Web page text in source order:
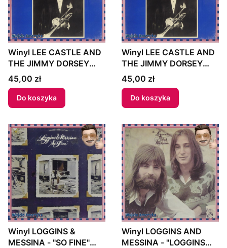
Winyl LEE CASTLE AND
THE JIMMY DORSEY
ORCHESTRA - "THE
FABULOUS TRUMPET
SOUNDS OF LEE
CASTLE AND THE
ORCHESTRA" US
Cena
45,00 zł
Do koszyka
Winyl LEE CASTLE AND
THE JIMMY DORSEY
ORCHESTRA - "THE
FABULOUS TRUMPET
SOUNDS OF LEE
CASTLE AND THE
ORCHESTRA" US
Cena
45,00 zł
Do koszyka
Winyl LOGGINS &
MESSINA - "SO FINE"
Winyl LOGGINS AND
MESSINA - "LOGGINS